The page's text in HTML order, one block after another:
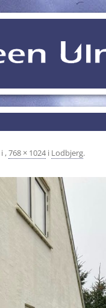
i ,768 × 1024i Lodbjerg.